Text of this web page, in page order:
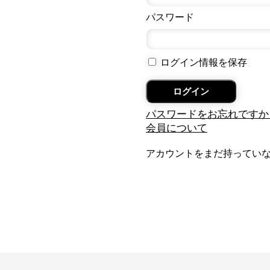
パスワード
ログイン情報を保存
パスワードをお忘れですか
会員について
アカウントをまだ持ってい